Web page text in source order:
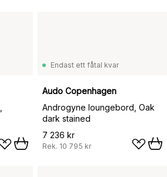
Endast ett fåtal kvar
Audo Copenhagen
Androgyne loungebord, Oak
dark stained
7 236 kr
Rek. 10 795 kr